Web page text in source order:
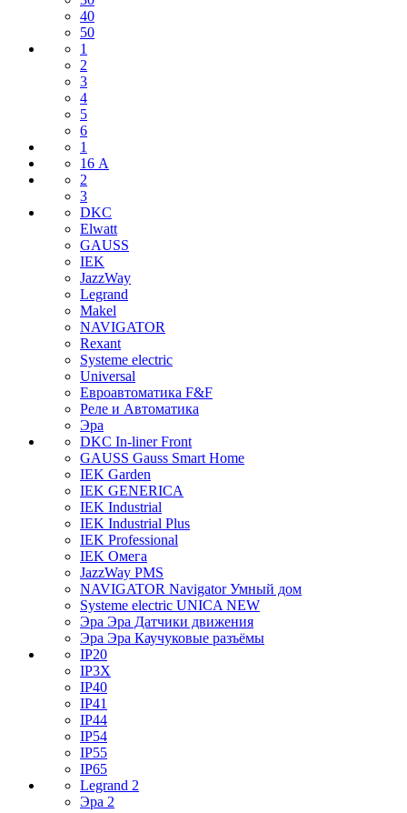
40
50
1
2
3
4
5
6
1
16 А
2
3
DKC
Elwatt
GAUSS
IEK
JazzWay
Legrand
Makel
NAVIGATOR
Rexant
Systeme electric
Universal
Евроавтоматика F&F
Реле и Автоматика
Эра
DKC In-liner Front
GAUSS Gauss Smart Home
IEK Garden
IEK GENERICA
IEK Industrial
IEK Industrial Plus
IEK Professional
IEK Омега
JazzWay PMS
NAVIGATOR Navigator Умный дом
Systeme electric UNICA NEW
Эра Эра Датчики движения
Эра Эра Каучуковые разъёмы
IP20
IP3X
IP40
IP41
IP44
IP54
IP55
IP65
Legrand 2
Эра 2